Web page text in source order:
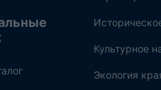
Культурное
Экология